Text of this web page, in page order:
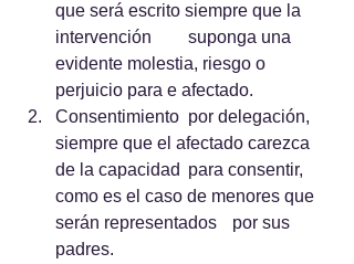
que será escrito siempre que la
intervención 	suponga una
evidente molestia, riesgo o
perjuicio para e afectado.
Consentimiento 	por delegación,
siempre que el afectado carezca
de la capacidad 	para consentir,
como es el caso de menores que
serán representados 	por sus
padres.